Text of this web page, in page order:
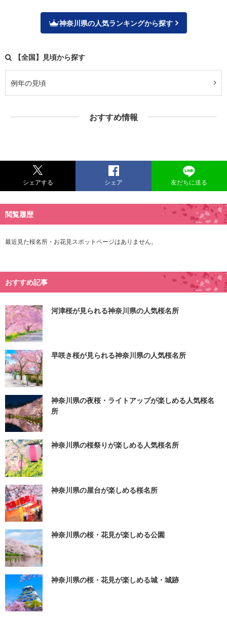
神奈川県の人気ランキングから探す
【全国】見頃から探す
例年の見頃
おすすめ情報
シェアする シェア 友だちに送る
閲覧履歴
最近見た桜名所・お花見スポットページはありません。
おすすめ記事
河津桜が見られる神奈川県の人気桜名所
早咲き桜が見られる神奈川県の人気桜名所
神奈川県の夜桜・ライトアップが楽しめる人気桜名
所
神奈川県の桜祭りが楽しめる人気桜名所
神奈川県の屋台が楽しめる桜名所
神奈川県の桜・花見が楽しめる公園
神奈川県の桜・花見が楽しめる城・城跡